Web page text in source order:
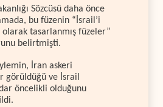
Sözcüsü daha önce
bu füzenin “İsrail’i
tasarlanmış füzeler”
belirtmişti.
İran askeri
görüldüğü ve İsrail
öncelikli olduğunu